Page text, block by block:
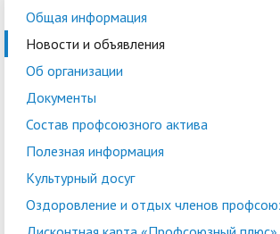
Общая информация
Новости и объявления
Об организации
Документы
Состав профсоюзного актива
Полезная информация
Культурный досуг
Оздоровление и отдых членов